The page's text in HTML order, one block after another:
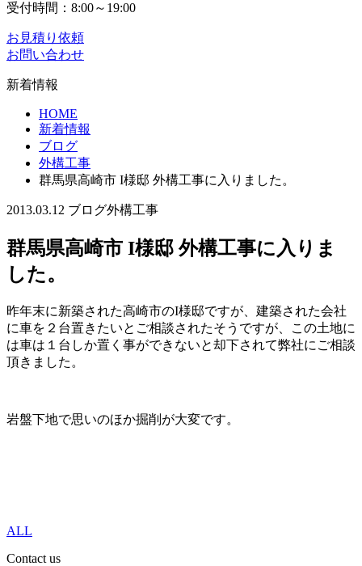
受付時間：8:00～19:00
お見積り依頼
お問い合わせ
新着情報
HOME
新着情報
ブログ
外構工事
群馬県高崎市 I様邸 外構工事に入りました。
2013.03.12 ブログ外構工事
群馬県高崎市 I様邸 外構工事に入りま
した。
昨年末に新築された高崎市のI様邸ですが、建築された会社
に車を２台置きたいとご相談されたそうですが、この土地に
は車は１台しか置く事ができないと却下されて弊社にご相談
頂きました。
岩盤下地で思いのほか掘削が大変です。
ALL
Contact us